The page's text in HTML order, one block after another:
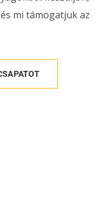
mi támogatjuk az